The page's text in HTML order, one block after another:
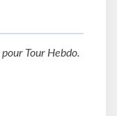
pour Tour Hebdo.